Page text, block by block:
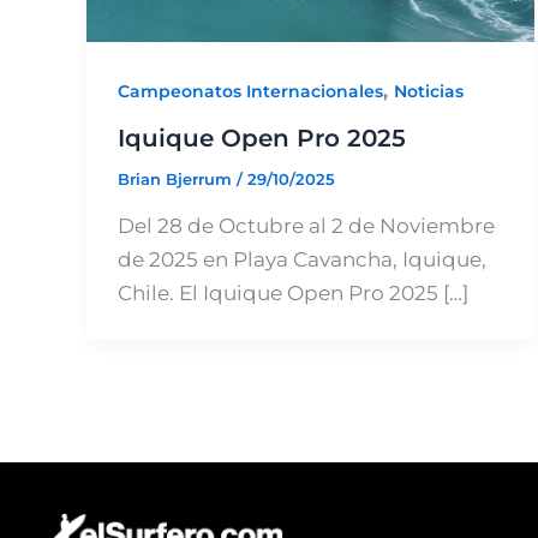
Campeonatos Internacionales, Noticias
Iquique Open Pro 2025
Brian Bjerrum /29/10/2025
Del 28 de Octubre al 2 de Noviembre
de 2025 en Playa Cavancha, Iquique,
Chile. El Iquique Open Pro 2025 […]